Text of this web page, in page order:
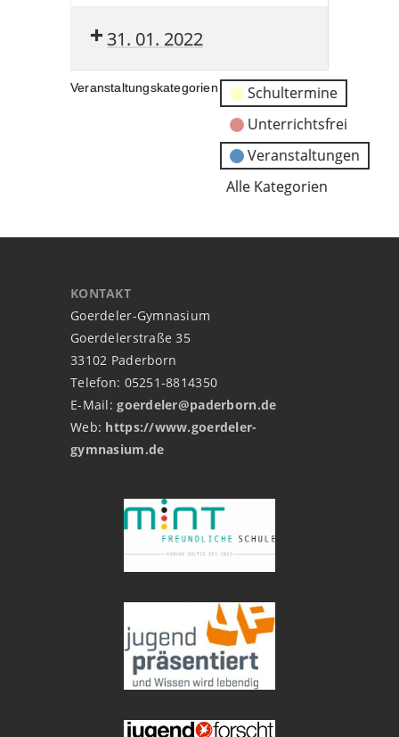
31. 01. 2022
Veranstaltungskategorien
Schultermine
Unterrichtsfrei
Veranstaltungen
Alle Kategorien
KONTAKT
Goerdeler-Gymnasium
Goerdelerstraße 35
33102 Paderborn
Telefon: 05251-8814350
E-Mail:goerdeler@paderborn.de
Web: https://www.goerdeler-
gymnasium.de